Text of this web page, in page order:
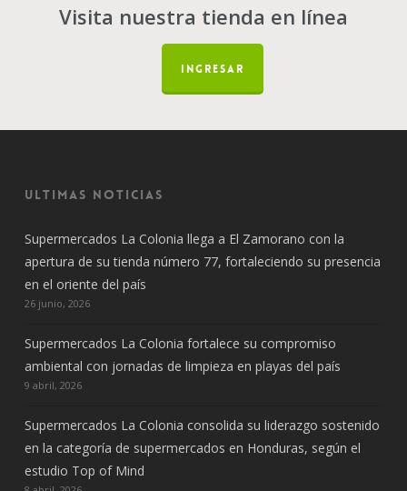
orienteVisita nuestra tienda en línea
INGRESAR
Ultimas noticias
Supermercados La Colonia llega a El Zamorano con la
apertura de su tienda número 77, fortaleciendo su presencia
en el oriente del país
26 junio, 2026
Supermercados La Colonia fortalece su compromiso
ambiental con jornadas de limpieza en playas del país
9 abril, 2026
Supermercados La Colonia consolida su liderazgo sostenido
en la categoría de supermercados en Honduras, según el
estudio Top of Mind